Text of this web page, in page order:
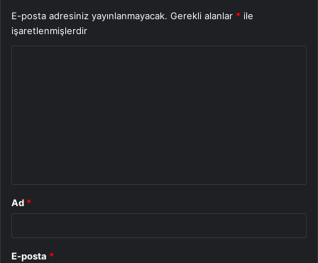
E-posta adresiniz yayınlanmayacak. Gerekli alanlar * ile
işaretlenmişlerdir
Ad *
E-posta *